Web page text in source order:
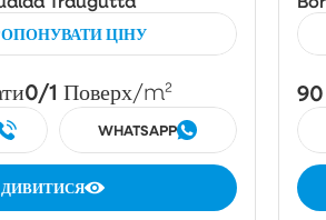
ЦІНУ
0/1 Поверх/m²
WHATSAPP
ДИВИТИСЯ
90